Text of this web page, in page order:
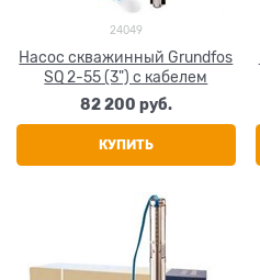
24049
Насос скважинный Grundfos
SQ 2-55 (3") с кабелем
82 200 руб.
КУПИТЬ